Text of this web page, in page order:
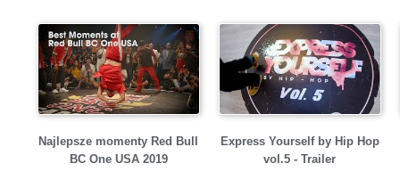
Najlepsze momenty Red Bull
BC One USA 2019
Express Yourself by Hip Hop
vol.5 - Trailer